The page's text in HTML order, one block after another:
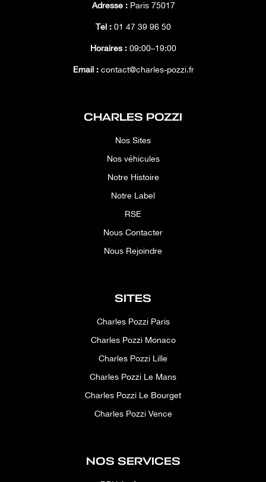
Adresse :Paris 75017
Tél : 01 47 39 96 50
Horaires : 09:00–19:00
Email :contact@charles-pozzi.fr
CHARLES POZZI
Nos Sites
Nos véhicules
Notre Histoire
Notre Label
RSE
Nous Contacter
Nous Rejoindre
SITES
Charles Pozzi Paris
Charles Pozzi Monaco
Charles Pozzi Lille
Charles Pozzi Le Mans
Charles Pozzi Le Bourget
Charles Pozzi Vence
NOS SERVICES